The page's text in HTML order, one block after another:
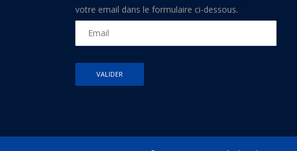
votre email dans le formulaire ci-dessous.